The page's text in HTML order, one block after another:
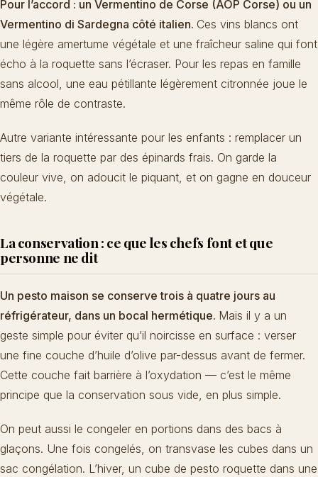
Pour l’accord : un Vermentino de Corse (AOP Corse) ou un
Vermentino di Sardegna côté italien. Ces vins blancs ont
une légère amertume végétale et une fraîcheur saline qui font
écho à la roquette sans l’écraser. Pour les repas en famille
sans alcool, une eau pétillante légèrement citronnée joue le
même rôle de contraste.
Autre variante intéressante pour les enfants : remplacer un
tiers de la roquette par des épinards frais. On garde la
couleur vive, on adoucit le piquant, et on gagne en douceur
végétale.
La conservation : ce que les chefs font et que
personne ne dit
Un pesto maison se conserve trois à quatre jours au
réfrigérateur, dans un bocal hermétique. Mais il y a un
geste simple pour éviter qu’il noircisse en surface : verser
une fine couche d’huile d’olive par-dessus avant de fermer.
Cette couche fait barrière à l’oxydation — c’est le même
principe que la conservation sous vide, en plus simple.
On peut aussi le congeler en portions dans des bacs à
glaçons. Une fois congelés, on transvase les cubes dans un
sac congélation. L’hiver, un cube de pesto roquette dans une